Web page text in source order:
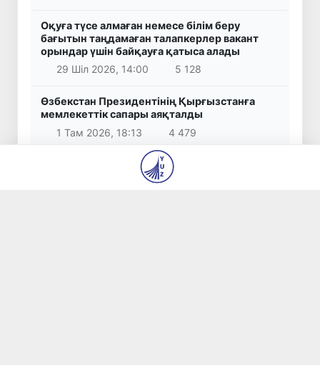
Оқуға түсе алмаған немесе білім беру
бағытын таңдамаған талапкерлер вакант
орындар үшін байқауға қатыса алады
29 Шіл 2026, 14:00
5 128
Өзбекстан Президентінің Қырғызстанға
мемлекеттік сапары аяқталды
1 Там 2026, 18:13
4 479